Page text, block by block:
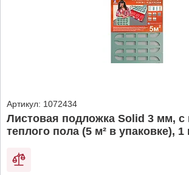
Артикул: 1072434
Листовая подложка Solid 3 мм, с
теплого пола (5 м² в упаковке), 1